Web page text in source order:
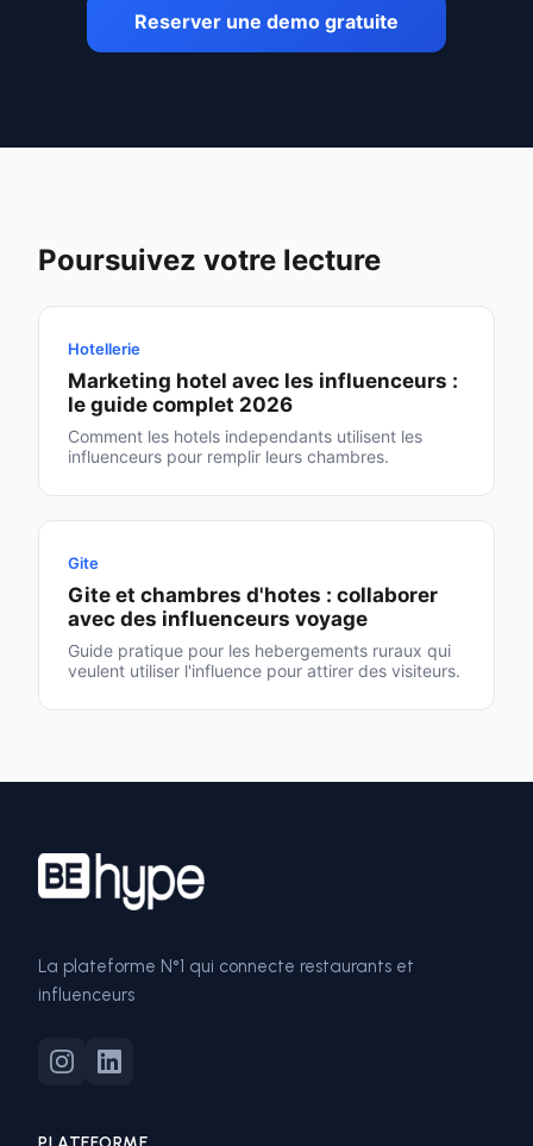
Reserver une demo gratuite
Poursuivez votre lecture
Hotellerie
Marketing hotel avec les influenceurs :
le guide complet 2026
Comment les hotels independants utilisent les
influenceurs pour remplir leurs chambres.
Gite
Gite et chambres d'hotes : collaborer
avec des influenceurs voyage
Guide pratique pour les hebergements ruraux qui
veulent utiliser l'influence pour attirer des visiteurs.
La plateforme N°1 qui connecte restaurants et
influenceurs